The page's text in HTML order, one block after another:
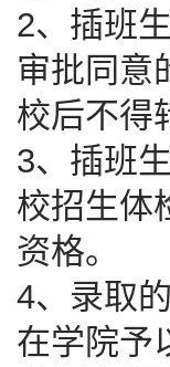
2、插班
审批同意
校后不得
3、插班
校招生体
资格。
4、录取
在学院予